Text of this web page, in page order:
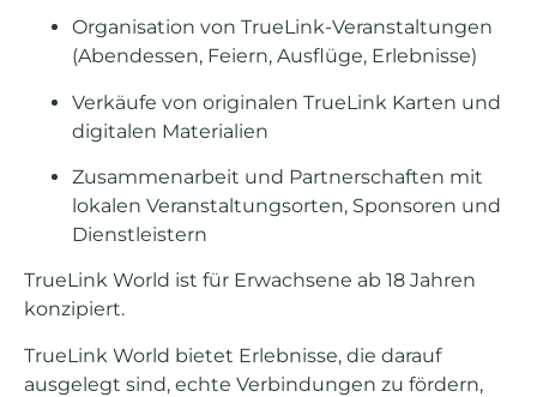
Organisation von TrueLink-Veranstaltungen
(Abendessen, Feiern, Ausflüge, Erlebnisse)
Verkäufe von originalen TrueLink Karten und
digitalen Materialien
Zusammenarbeit und Partnerschaften mit
lokalen Veranstaltungsorten, Sponsoren und
Dienstleistern
TrueLink World ist für Erwachsene ab 18 Jahren
konzipiert.
TrueLink World bietet Erlebnisse, die darauf
ausgelegt sind, echte Verbindungen zu fördern,